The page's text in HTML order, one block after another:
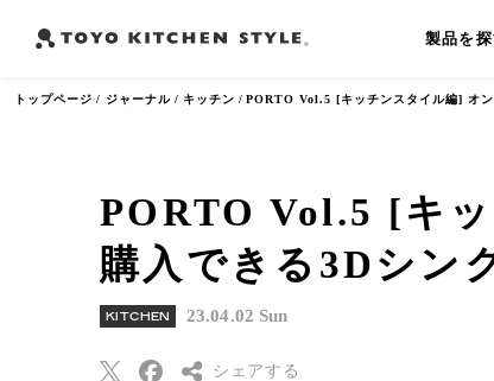
よく検索されるワード
オープンキッチン アイランドキッチン ペニン
製品を
トップページ ジャーナル キッチン PORTO Vol.5 [キッチンスタイル編] オ
PORTO Vol.5 [キ
購入できる3Dシン
KITCHEN 23.04.02 Sun
シェアする